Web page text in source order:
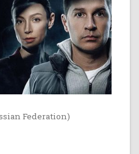
Federation)